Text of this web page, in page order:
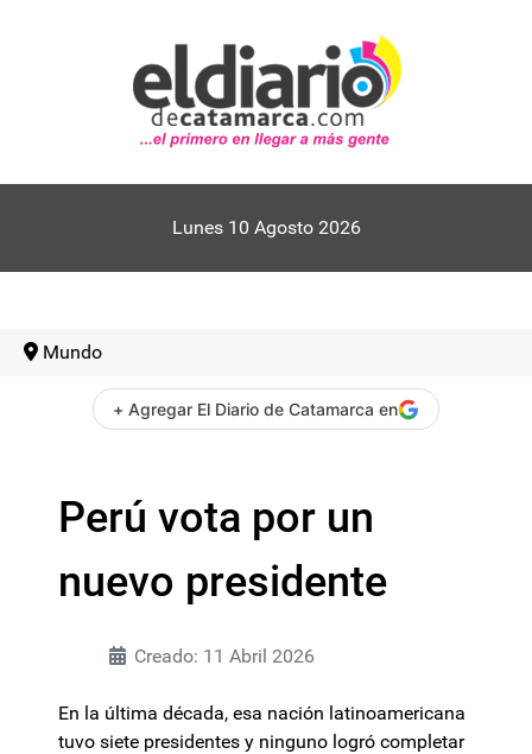
Lunes 10 Agosto 2026
Mundo
+ Agregar El Diario de Catamarca en
Perú vota por un
nuevo presidente
Creado: 11 Abril 2026
En la última década, esa nación latinoamericana
tuvo siete presidentes y ninguno logró completar